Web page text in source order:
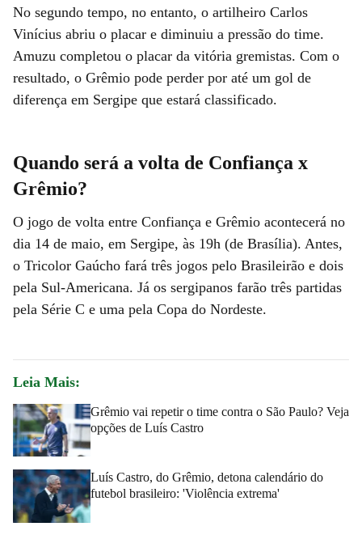
No segundo tempo, no entanto, o artilheiro Carlos
Vinícius abriu o placar e diminuiu a pressão do time.
Amuzu completou o placar da vitória gremistas. Com o
resultado, o Grêmio pode perder por até um gol de
diferença em Sergipe que estará classificado.
Quando será a volta de Confiança x
Grêmio?
O jogo de volta entre Confiança e Grêmio acontecerá no
dia 14 de maio, em Sergipe, às 19h (de Brasília). Antes,
o Tricolor Gaúcho fará três jogos pelo Brasileirão e dois
pela Sul-Americana. Já os sergipanos farão três partidas
pela Série C e uma pela Copa do Nordeste.
Leia Mais:
Grêmio vai repetir o time contra o São Paulo? Veja
opções de Luís Castro
Luís Castro, do Grêmio, detona calendário do
futebol brasileiro: 'Violência extrema'